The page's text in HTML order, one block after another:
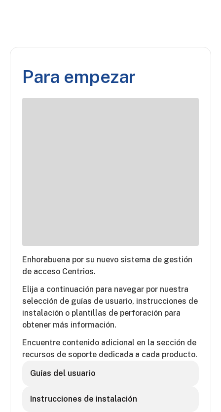
Para empezar
Enhorabuena por su nuevo sistema de gestión
de acceso Centrios.
Elija a continuación para navegar por nuestra
selección de guías de usuario, instrucciones de
instalación o plantillas de perforación para
obtener más información.
Encuentre contenido adicional en la sección de
recursos de soporte dedicada a cada producto.
Guías del usuario
Instrucciones de instalación